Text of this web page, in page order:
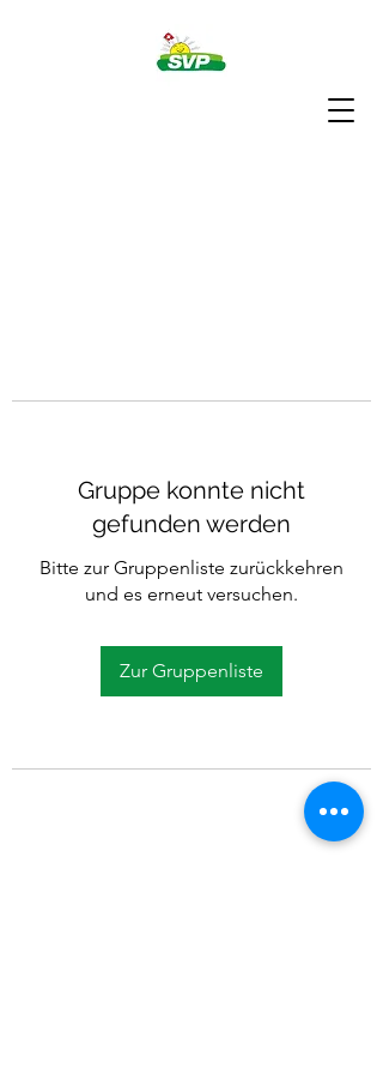
Gruppe konnte nicht
gefunden werden
Bitte zur Gruppenliste zurückkehren
und es erneut versuchen.
Zur Gruppenliste